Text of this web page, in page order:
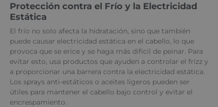
Protección contra el Frío y la Electricidad
Estática
El frío no solo afecta la hidratación, sino que también
puede causar electricidad estática en el cabello, lo que
provoca que se erice y se haga más difícil de peinar. Para
evitar esto, usa productos que ayuden a controlar el frizz y
a proporcionar una barrera contra la electricidad estática.
Los sprays anti-estáticos o aceites ligeros pueden ser
útiles para mantener el cabello bajo control y evitar el
encrespamiento.